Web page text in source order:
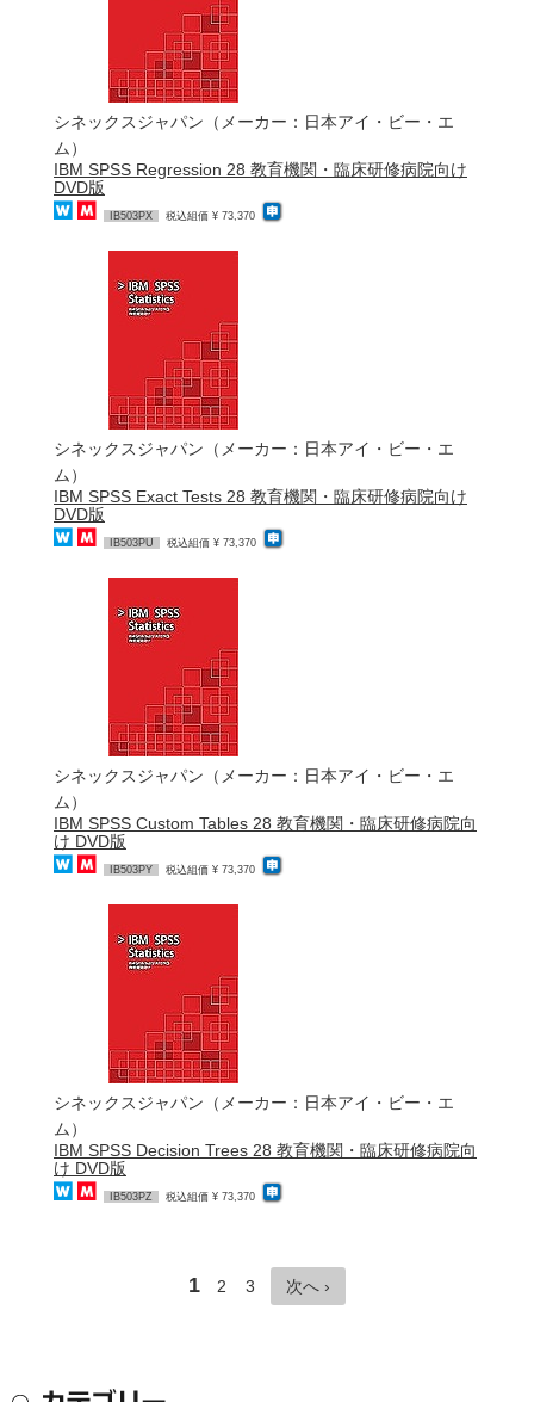
シネックスジャパン（メーカー：日本アイ・ビー・エ
ム）
IBM SPSS Regression 28 教育機関・臨床研修病院向け
DVD版
IB503PX 税込組価 ¥ 73,370
シネックスジャパン（メーカー：日本アイ・ビー・エ
ム）
IBM SPSS Exact Tests 28 教育機関・臨床研修病院向け
DVD版
IB503PU 税込組価 ¥ 73,370
シネックスジャパン（メーカー：日本アイ・ビー・エ
ム）
IBM SPSS Custom Tables 28 教育機関・臨床研修病院向
け DVD版
IB503PY 税込組価 ¥ 73,370
シネックスジャパン（メーカー：日本アイ・ビー・エ
ム）
IBM SPSS Decision Trees 28 教育機関・臨床研修病院向
け DVD版
IB503PZ 税込組価 ¥ 73,370
1 2 3 次へ ›